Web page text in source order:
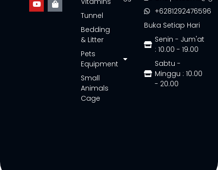
Tunnel
Bedding
& Litter
Pets
Equipment
Small
Animals
Cage
+6281292476596
Buka Setiap Hari
Senin - Jum'at
: 10.00 - 19.00
Sabtu -
Minggu : 10.00
- 20.00